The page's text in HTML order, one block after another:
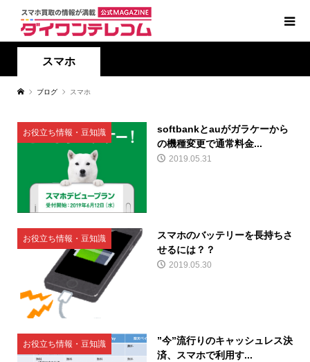
スマホ
ブログ スマホ
お役立ち情報・豆知識
softbankとauがガラケーから
の機種変更で通常料金...
2019.05.31
お役立ち情報・豆知識
スマホのバッテリーを長持ちさ
せるには？？
2019.05.30
お役立ち情報・豆知識
”今”流行りのキャッシュレス決
済、スマホで利用す...